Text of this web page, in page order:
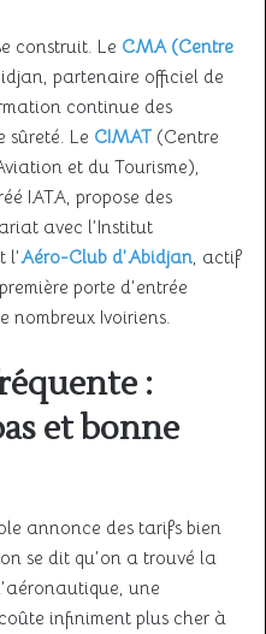
construit. Le CMA (Centre
partenaire officiel de
continue des
sûreté. Le CIMAT (Centre
et du Tourisme),
IATA, propose des
avec l’Institut
l’Aéro-Club d’Abidjan, actif
porte d’entrée
nombreux Ivoiriens.
:
et bonne
annonce des tarifs bien
se dit qu’on a trouvé la
une
infiniment plus cher à